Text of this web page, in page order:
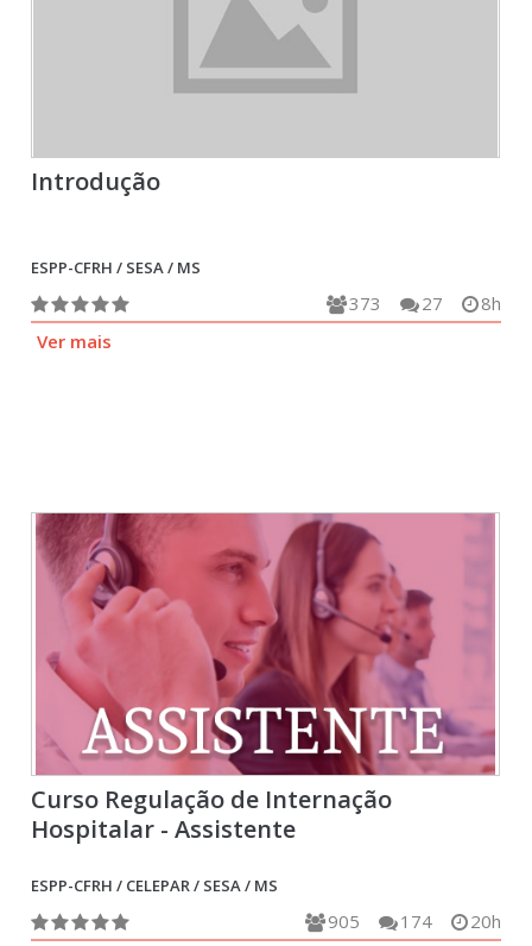
Introdução
ESPP-CFRH / SESA / MS
8h
27
373
Ver mais
Curso Regulação de Internação
Hospitalar - Assistente
ESPP-CFRH / CELEPAR / SESA / MS
20h
174
905